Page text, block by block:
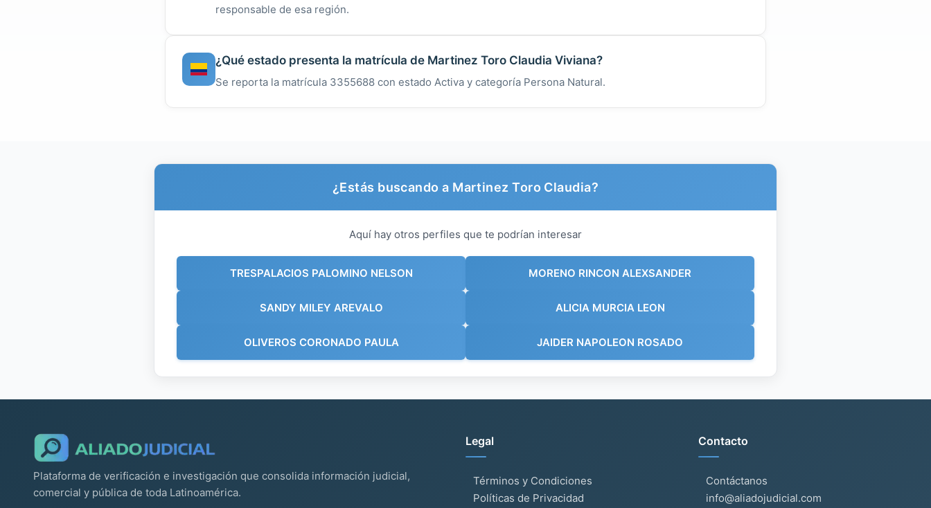
responsable de esa región.
¿Qué estado presenta la matrícula de Martinez Toro Claudia Viviana?
Se reporta la matrícula 3355688 con estado Activa y categoría Persona Natural.
¿Estás buscando a Martinez Toro Claudia?
Aquí hay otros perfiles que te podrían interesar
TRESPALACIOS PALOMINO NELSON
SANDY MILEY AREVALO
OLIVEROS CORONADO PAULA
MORENO RINCON ALEXSANDER
ALICIA MURCIA LEON
JAIDER NAPOLEON ROSADO
Plataforma de verificación e investigación que consolida información judicial,
comercial y pública de toda Latinoamérica.
Legal
Términos y Condiciones
Políticas de Privacidad
Contacto
Contáctanos
info@aliadojudicial.com